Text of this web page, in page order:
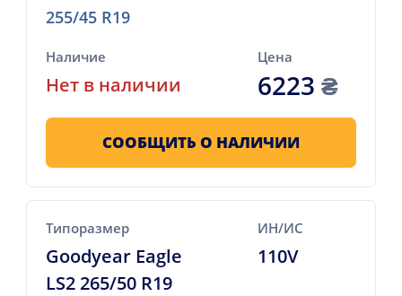
255/45 R19
Наличие
Нет в наличии
Цена
6223₴
СООБЩИТЬ О НАЛИЧИИ
Типоразмер
Goodyear Eagle
LS2 265/50 R19
ИН/ИС
110V